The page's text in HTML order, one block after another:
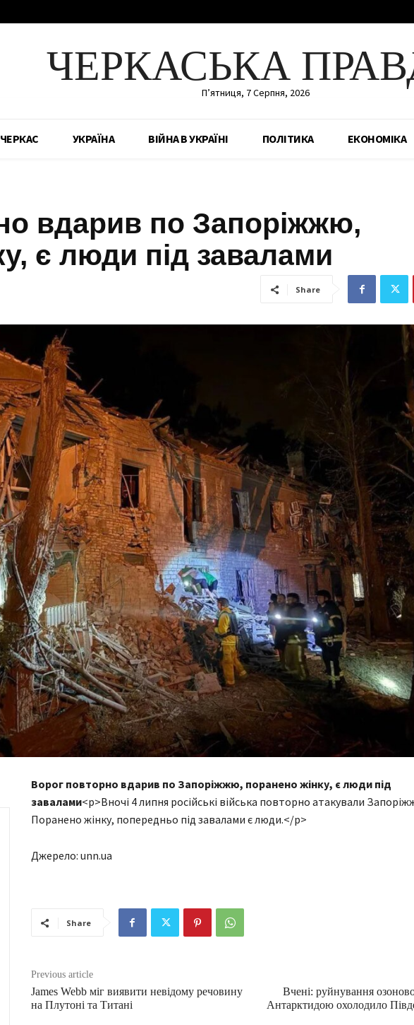
ЧЕРКАСЬКА
П’ятниця, 7 Серпня, 2026
УКРАЇНА ВІЙНА В УКРАЇНІ ПОЛІТИКА ЕКОНОМІКА
вдарив по Запоріжжю,
є люди під завалами
Share
Ворог повторно вдарив по Запоріжжю, поранено жінку, є люди під
завалами<p>Вночі 4 липня російські війська повторно атакували
Поранено жінку, попередньо під завалами є люди.</p>
Джерело: unn.ua
Share
Previous article
James Webb міг виявити невідому речовину
на Плутоні та Титані
Вчені: руйнування
Антарктидою охолодило